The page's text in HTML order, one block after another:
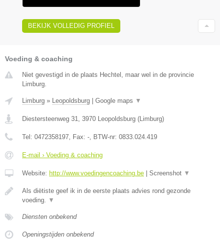
BEKIJK VOLLEDIG PROFIEL
Voeding & coaching
Niet gevestigd in de plaats Hechtel, maar wel in de provincie
Limburg.
Limburg » Leopoldsburg Google maps ▼
Diestersteenweg 31, 3970 Leopoldsburg (Limburg)
Tel: 0472358197, Fax: -, BTW-nr: 0833.024.419
E-mail › Voeding & coaching
Website: http://www.voedingencoaching.be Screenshot ▼
Als diëtiste geef ik in de eerste plaats advies rond gezonde
voeding. ▼
Diensten onbekend
Openingstijden onbekend